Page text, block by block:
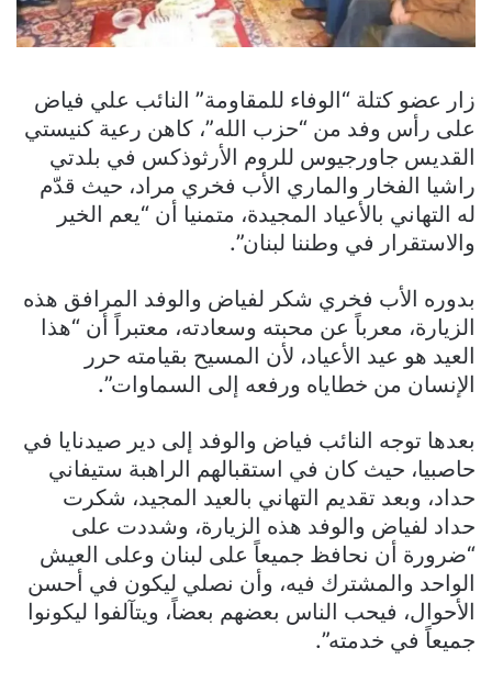
زار عضو كتلة “الوفاء للمقاومة” النائب علي فياض
على رأس وفد من “حزب الله”، كاهن رعية كنيستي
القديس جاورجيوس للروم الأرثوذكس في بلدتي
راشيا الفخار والماري الأب فخري مراد، حيث قدّم
له التهاني بالأعياد المجيدة، متمنيا أن “يعم الخير
والاستقرار في وطننا لبنان”.
بدوره الأب فخري شكر لفياض والوفد المرافق هذه
الزيارة، معرباً عن محبته وسعادته، معتبراً أن “هذا
العيد هو عيد الأعياد، لأن المسيح بقيامته حرر
الإنسان من خطاياه ورفعه إلى السماوات”.
بعدها توجه النائب فياض والوفد إلى دير صيدنايا في
حاصبيا، حيث كان في استقبالهم الراهبة ستيفاني
حداد، وبعد تقديم التهاني بالعيد المجيد، شكرت
حداد لفياض والوفد هذه الزيارة، وشددت على
“ضرورة أن نحافظ جميعاً على لبنان وعلى العيش
الواحد والمشترك فيه، وأن نصلي ليكون في أحسن
الأحوال، فيحب الناس بعضهم بعضاً، ويتآلفوا ليكونوا
جميعاً في خدمته”.